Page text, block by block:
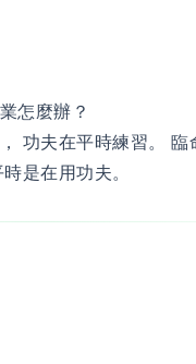
怎麼辦？
功夫在平時練習。 臨
是在用功夫。